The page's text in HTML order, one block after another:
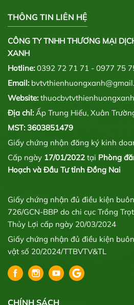
THÔNG TIN LIÊN HỆ
CÔNG TY TNHH THƯƠNG MẠI
XANH
Hotline: 0392 72 71 71 - 0977 75
Email:
Website:
Địa chỉ: Ấp Trung Hiếu, Xuân
MST: 3603851479
Giấy chứng nhận đăng ký kinh
Cấp ngày 17/01/2022 tại Phòng
Hoạch và Đầu Tư tỉnh Đồng Nai
Giấy chứng nhận đủ điều kiện
726/GCN-BBP do chi cục Trồng
Thủy Lợi cấp ngày 20/03/2024
Giấy chứng nhận đủ điều kiện
vật số 20/2024/TTBVTV&TL
CHÍNH SÁCH